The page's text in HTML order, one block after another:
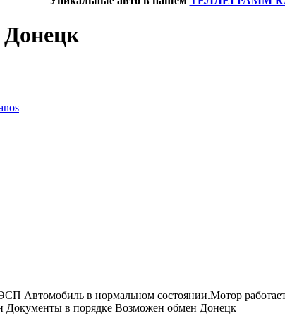
Автомобиль в нормальном состоянии.Мотор
Документы в порядке Возможен обмен Донецк